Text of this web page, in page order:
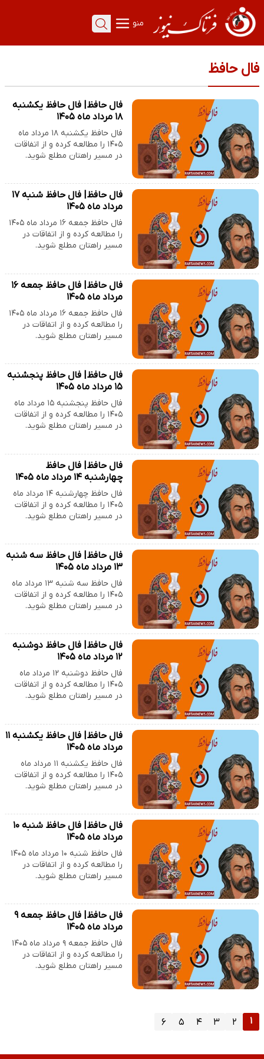
منو
فال حافظ
فال حافظ| فال حافظ یکشنبه
۱۸ مرداد ماه ۱۴۰۵
فال حافظ یکشنبه ۱۸ مرداد ماه
۱۴۰۵ را مطالعه کرده و از اتفاقات
در مسیر راهتان مطلع شوید.
فال حافظ| فال حافظ شنبه ۱۷
مرداد ماه ۱۴۰۵
فال حافظ جمعه ۱۶ مرداد ماه ۱۴۰۵
را مطالعه کرده و از اتفاقات در
مسیر راهتان مطلع شوید.
فال حافظ| فال حافظ جمعه ۱۶
مرداد ماه ۱۴۰۵
فال حافظ جمعه ۱۶ مرداد ماه ۱۴۰۵
را مطالعه کرده و از اتفاقات در
مسیر راهتان مطلع شوید.
فال حافظ| فال حافظ پنجشنبه
۱۵ مرداد ماه ۱۴۰۵
فال حافظ پنجشنبه ۱۵ مرداد ماه
۱۴۰۵ را مطالعه کرده و از اتفاقات
در مسیر راهتان مطلع شوید.
فال حافظ| فال حافظ
چهارشنبه ۱۴ مرداد ماه ۱۴۰۵
فال حافظ چهارشنبه ۱۴ مرداد ماه
۱۴۰۵ را مطالعه کرده و از اتفاقات
در مسیر راهتان مطلع شوید.
فال حافظ| فال حافظ سه شنبه
۱۳ مرداد ماه ۱۴۰۵
فال حافظ سه شنبه ۱۳ مرداد ماه
۱۴۰۵ را مطالعه کرده و از اتفاقات
در مسیر راهتان مطلع شوید.
فال حافظ| فال حافظ دوشنبه
۱۲ مرداد ماه ۱۴۰۵
فال حافظ دوشنبه ۱۲ مرداد ماه
۱۴۰۵ را مطالعه کرده و از اتفاقات
در مسیر راهتان مطلع شوید.
فال حافظ| فال حافظ یکشنبه ۱۱
مرداد ماه ۱۴۰۵
فال حافظ یکشنبه ۱۱ مرداد ماه
۱۴۰۵ را مطالعه کرده و از اتفاقات
در مسیر راهتان مطلع شوید.
فال حافظ| فال حافظ شنبه ۱۰
مرداد ماه ۱۴۰۵
فال حافظ شنبه ۱۰ مرداد ماه ۱۴۰۵
را مطالعه کرده و از اتفاقات در
مسیر راهتان مطلع شوید.
فال حافظ| فال حافظ جمعه ۹
مرداد ماه ۱۴۰۵
فال حافظ جمعه ۹ مرداد ماه ۱۴۰۵
را مطالعه کرده و از اتفاقات در
مسیر راهتان مطلع شوید.
۱ ۲ ۳ ۴ ۵ ۶